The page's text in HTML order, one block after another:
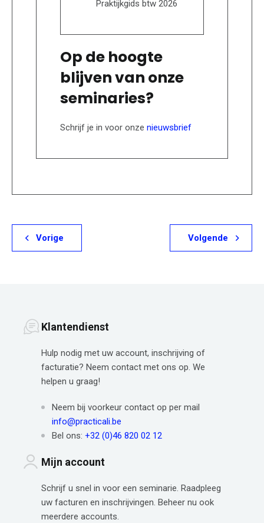
Praktijkgids btw 2026
Op de hoogte
blijven van onze
seminaries?
Schrijf je in voor onze nieuwsbrief
Vorige Volgende
Klantendienst
Hulp nodig met uw account, inschrijving of
facturatie? Neem contact met ons op. We
helpen u graag!
Neem bij voorkeur contact op per mail
info@practicali.be
Bel ons: +32 (0)46 820 02 12
Mijn account
Schrijf u snel in voor een seminarie. Raadpleeg
uw facturen en inschrijvingen. Beheer nu ook
meerdere accounts.